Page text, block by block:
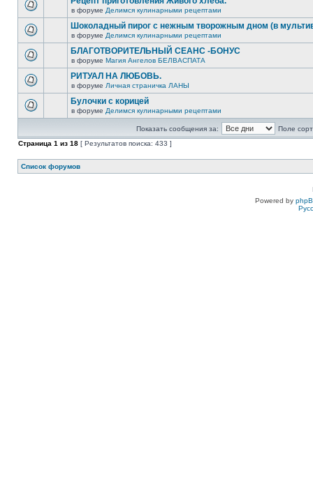
в форуме Делимся кулинарными рецептами
Шоколадный пирог с нежным творожным дном (в
в форуме Делимся кулинарными рецептами
БЛАГОТВОРИТЕЛЬНЫЙ СЕАНС -БОНУС
в форуме Магия Ангелов БЕЛВАСПАТА
РИТУАЛ НА ЛЮБОВЬ.
в форуме Личная страничка ЛАНЫ
Булочки с корицей
в форуме Делимся кулинарными рецептами
Показать сообщения за:
Поле
Страница 1 из 18 [ Результатов поиска: 433 ]
Список форумов
Powered by